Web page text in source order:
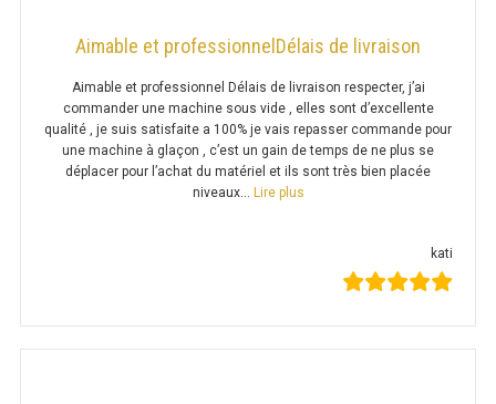
CONGÉLATEUR VITRÉ
CONGÉLATEURS HORIZONTAUX
CELLULE DE REFROIDISSEMENT
CAVE À VIN
Aimable et professionnelDélais de livraison
Aimable et professionnel Délais de livraison respecter, j’ai
commander une machine sous vide , elles sont d’excellente
qualité , je suis satisfaite a 100% je vais repasser commande pour
une machine à glaçon , c’est un gain de temps de ne plus se
déplacer pour l’achat du matériel et ils sont très bien placée
niveaux… Lire plus« Aimable et
kati